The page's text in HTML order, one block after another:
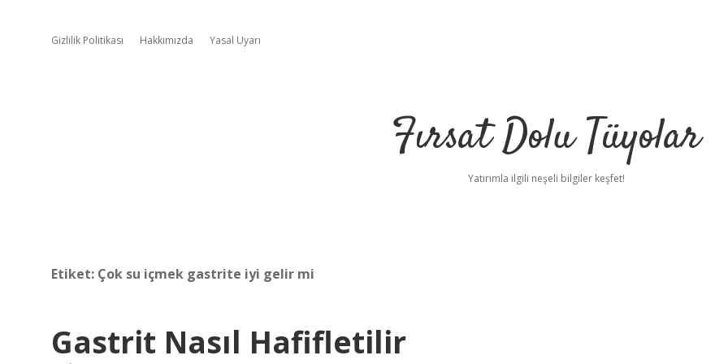
Gizlilik Politikası Hakkımızda Yasal Uyarı
Fırsat Dolu Tüyolar
Yatırımla ilgili neşeli bilgiler keşfet!
Etiket: Çok su içmek gastrite iyi gelir mi
Gastrit Nasıl Hafifletilir